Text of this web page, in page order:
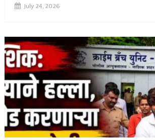
July 24, 2026